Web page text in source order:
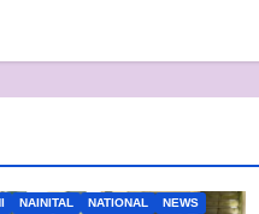
NAINITAL NATIONAL
NEWS